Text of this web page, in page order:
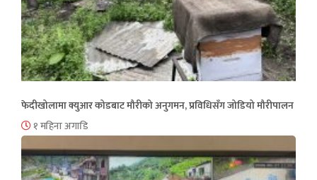
फेदीखोलामा क्युआर कोडबाट मौरीको अनुगमन, प्रविधिसँग जोडियो मौरीपालन
१ महिना अगाडि